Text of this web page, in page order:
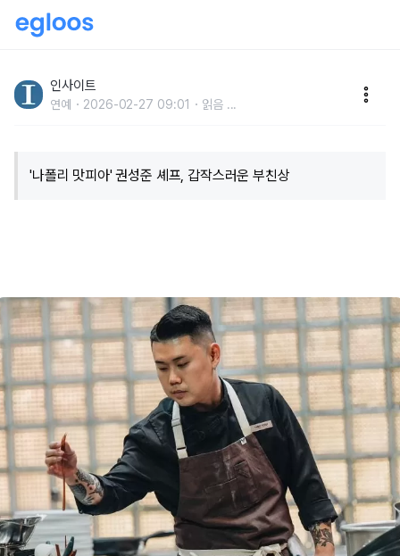
고 들었다”
인사이트
연예 2026-02-27 09:01 읽음 ...
'나폴리 맛피아' 권성준 셰프, 갑작스러운 부친상